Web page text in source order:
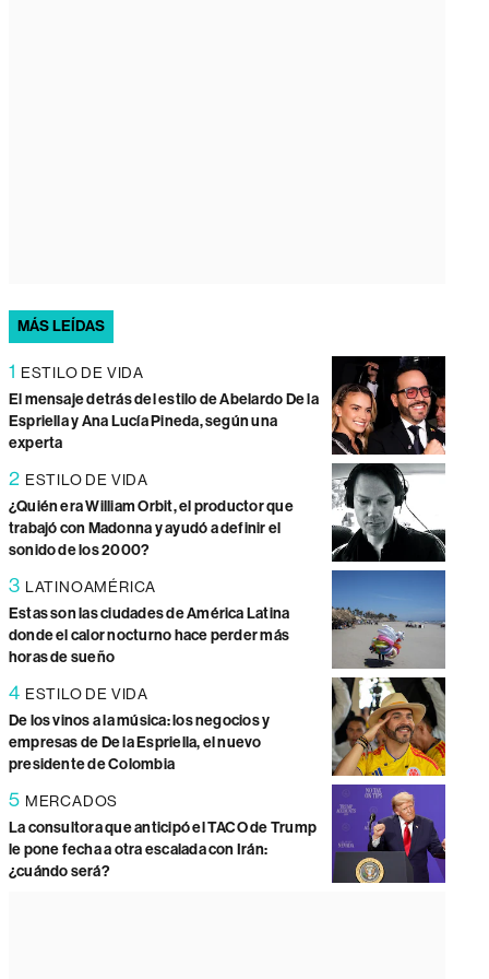
MÁS LEÍDAS
1 ESTILO DE VIDA
El mensaje detrás del estilo de Abelardo De la
Espriella y Ana Lucía Pineda, según una
experta
2 ESTILO DE VIDA
¿Quién era William Orbit, el productor que
trabajó con Madonna y ayudó a definir el
sonido de los 2000?
3 LATINOAMÉRICA
Estas son las ciudades de América Latina
donde el calor nocturno hace perder más
horas de sueño
4 ESTILO DE VIDA
De los vinos a la música: los negocios y
empresas de De la Espriella, el nuevo
presidente de Colombia
5 MERCADOS
La consultora que anticipó el TACO de Trump
le pone fecha a otra escalada con Irán:
¿cuándo será?